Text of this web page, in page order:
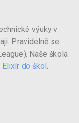
výuky v
Pravidelně se
Naše škola
Elixír do škol.